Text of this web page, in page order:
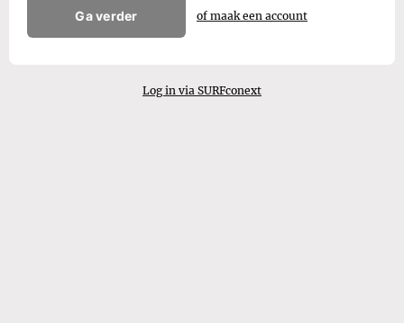
Ga verder of maak een account
Log in via SURFconext